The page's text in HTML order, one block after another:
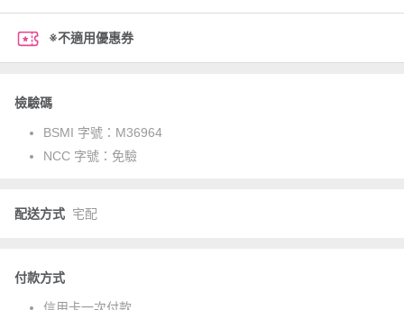
※不適用優惠券
檢驗碼
BSMI 字號： M36964
NCC 字號： 免驗
配送方式 宅配
付款方式